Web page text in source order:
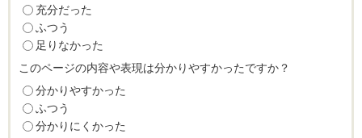
充分だった
ふつう
足りなかった
このページの内容や表現は分かりやすかったですか？
分かりやすかった
ふつう
分かりにくかった